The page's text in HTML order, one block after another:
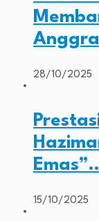
28/10/2025
15/10/2025